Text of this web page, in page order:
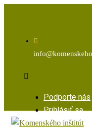
Podporte nás
Prihlásiť sa